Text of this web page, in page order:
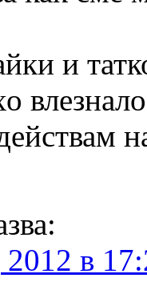
и
2012 в